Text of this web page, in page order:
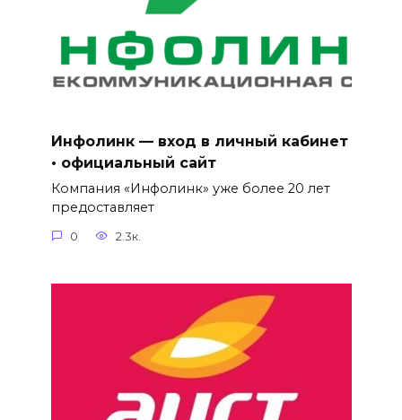
Инфолинк — вход в личный кабинет
• официальный сайт
Компания «Инфолинк» уже более 20 лет
предоставляет
0 2.3к.